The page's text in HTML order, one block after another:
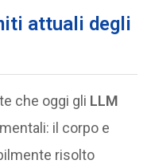
attuali degli
che oggi gli LLM
il corpo e
risolto